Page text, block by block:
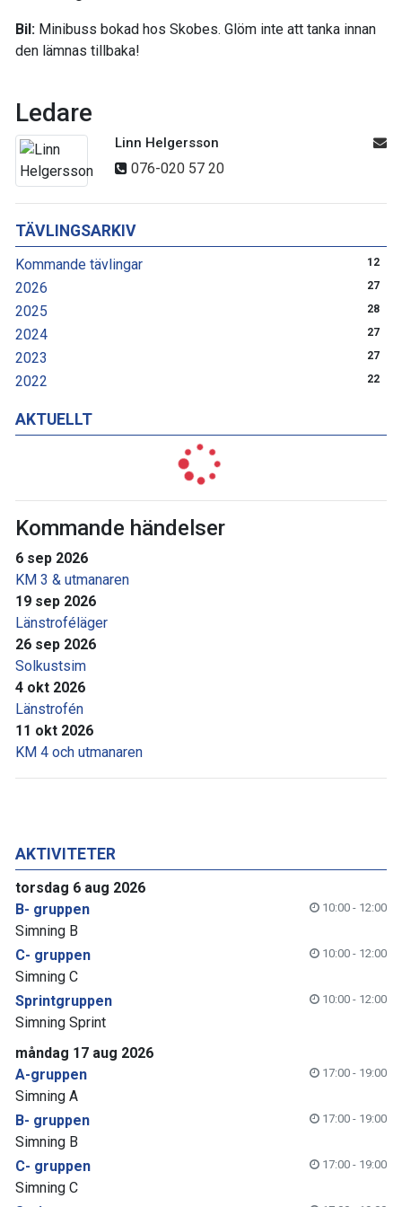
TÄVLINGSARKIV
Kommande tävlingar 12
2026 27
2025 28
2024 27
2023 27
2022 22
AKTUELLT
Kommande händelser
6 sep 2026
KM 3 & utmanaren
19 sep 2026
Länstroféläger
26 sep 2026
Solkustsim
4 okt 2026
Länstrofén
11 okt 2026
KM 4 och utmanaren
Bil: Minibuss bokad hos Skobes. Glöm inte att tanka innan
den lämnas tillbaka!
Ledare
Linn Helgersson
076-020 57 20
AKTIVITETER
torsdag 6 aug 2026
B- gruppen
10:00 - 12:00
Simning B
C- gruppen
10:00 - 12:00
Simning C
Sprintgruppen
10:00 - 12:00
Simning Sprint
måndag 17 aug 2026
A-gruppen
17:00 - 19:00
Simning A
B- gruppen
17:00 - 19:00
Simning B
C- gruppen
17:00 - 19:00
Simning C